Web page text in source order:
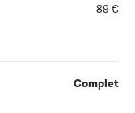
89 €
Complet